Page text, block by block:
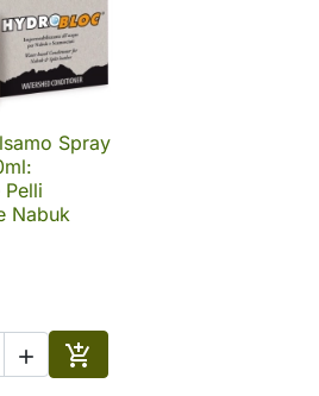
Spray
Pelli
Nabuk
 
Aggiungi al carrello